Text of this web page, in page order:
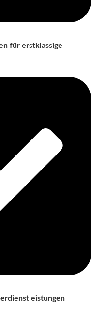
für erstklassige